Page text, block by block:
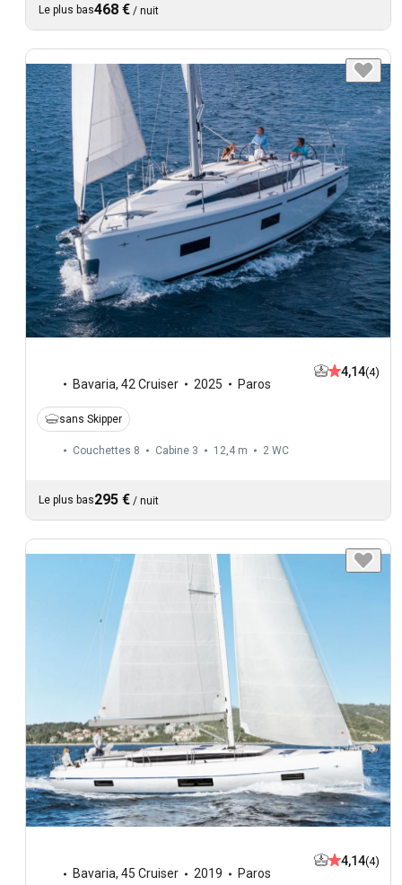
Le plus bas468 € / nuit
Bavaria, 42 Cruiser 2025 Paros
4,14(4)
sans Skipper
Couchettes 8 Cabine 3 12,4 m 2 WC
Le plus bas295 € / nuit
Bavaria, 45 Cruiser 2019 Paros
4,14(4)